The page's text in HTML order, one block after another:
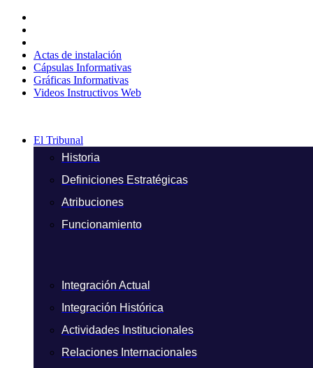
contenido
Actas de instalación
Cápsulas Informativas
Gráficas Informativas
Videos Instructivos Web
El Tribunal
Historia
Definiciones Estratégicas
Atribuciones
Funcionamiento
Integración Actual
Integración Histórica
Actividades Institucionales
Relaciones Internacionales